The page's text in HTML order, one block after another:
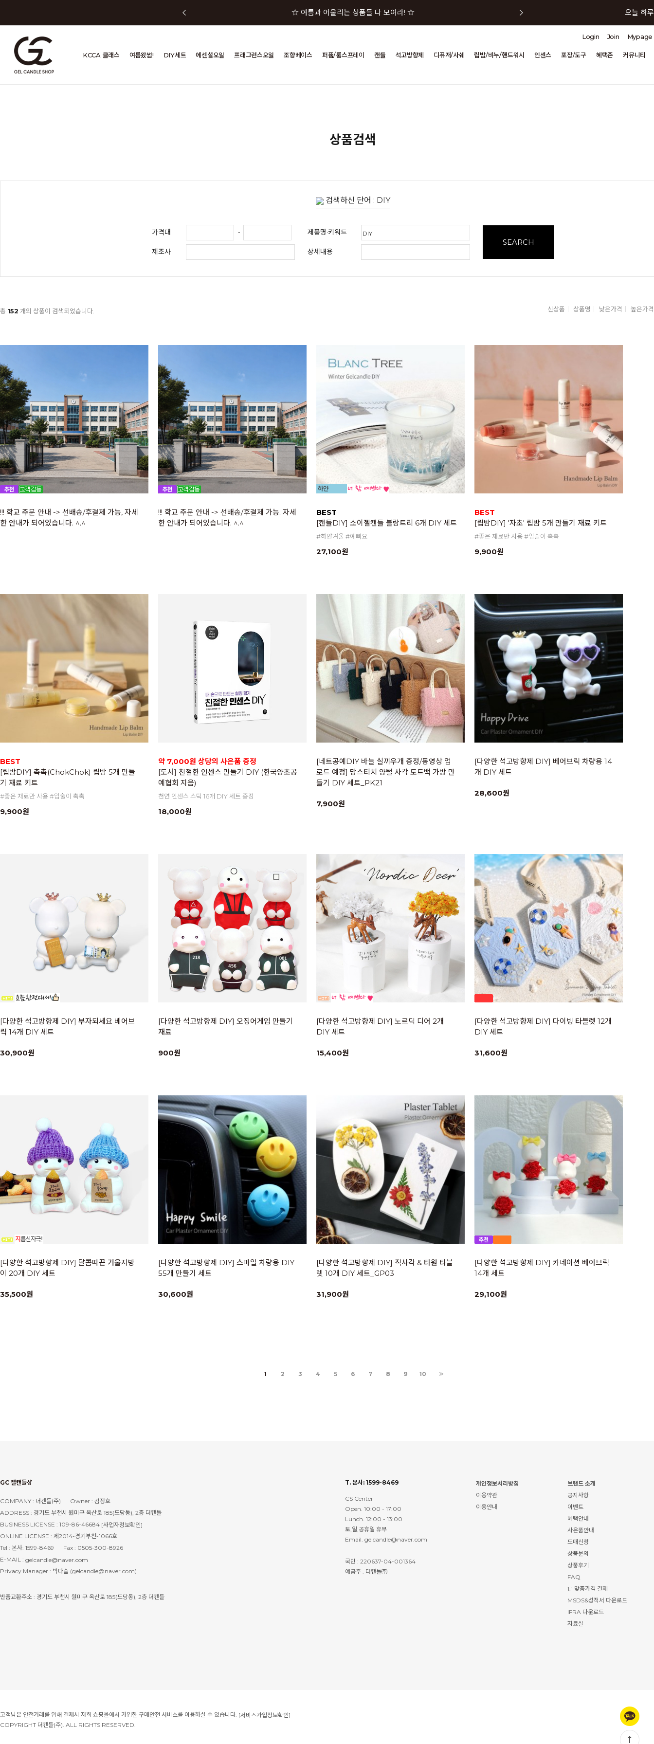
☆ 여름과 어울리는 상품들 다 모여라! ☆ 오늘 하
오늘 하
KCCA 클래스 여름왔썸! DIY세트 에센셜오일 프래그런스오일 조향베이스 퍼퓸/룸스프레이 캔들 석고방향제 디퓨저/사쉐 립밤/비누/핸드워시 인센스 포장/도구 혜택존 커뮤니티
Login Join Mypage
상품검색
검색하신 단어 : DIY
가격대 - 제품명·키워드
SEARCH
제조사 상세내용
총 152 개의 상품이 검색되었습니다. 신상품 상품명 낮은가격 높은가격
!!! 학교 주문 안내 -> 선배송/후결제 가능, 자세
한 안내가 되어있습니다. ^.^
!!! 학교 주문 안내 -> 선배송/후결제 가능. 자세
한 안내가 되어있습니다. ^.^
BEST
[캔들DIY] 소이젤캔들 블랑트리 6개 DIY 세트
#하얀겨울 #예뻐요
27,100원
BEST
[립밤DIY] '자초' 립밤 5개 만들기 재료 키트
#좋은 재료만 사용 #입술이 촉촉
9,900원
BEST
[립밤DIY] 촉촉(ChokChok) 립밤 5개 만들
기 재료 키트
#좋은 재료만 사용 #입술이 촉촉
9,900원
약 7,000원 상당의 사은품 증정
[도서] 친절한 인센스 만들기 DIY (한국양초공
예협회 지음)
천연 인센스 스틱 16개 DIY 세트 증정
18,000원
[네트공예DIY 바늘 실끼우개 증정/동영상 업
로드 예정] 망스티치 양털 사각 토트백 가방 만
들기 DIY 세트_PK21
7,900원
[다양한 석고방향제 DIY] 베어브릭 차량용 14
개 DIY 세트
28,600원
[다양한 석고방향제 DIY] 부자되세요 베어브
릭 14개 DIY 세트
30,900원
[다양한 석고방향제 DIY] 오징어게임 만들기
재료
900원
[다양한 석고방향제 DIY] 노르딕 디어 2개
DIY 세트
15,400원
[다양한 석고방향제 DIY] 다이빙 타블렛 12개
DIY 세트
31,600원
[다양한 석고방향제 DIY] 달콤따끈 겨울지방
이 20개 DIY 세트
35,500원
[다양한 석고방향제 DIY] 스마일 차량용 DIY
55개 만들기 세트
30,600원
[다양한 석고방향제 DIY] 직사각 & 타원 타블
렛 10개 DIY 세트_GP03
31,900원
[다양한 석고방향제 DIY] 카네이션 베어브릭
14개 세트
29,100원
1 2 3 4 5 6 7 8 9 10 >>
GC 젤캔들샵
COMPANY : 더캔들(주)
Owner : 김정호
ADDRESS : 경기도 부천시 원미구 옥산로 185(도당동), 2층 더캔들
BUSINESS LICENSE : 109-86-46684 [사업자정보확인]
ONLINE LICENSE : 제2014-경기부천-1066호
Tel : 본사: 1599-8469
Fax : 0505-300-8926
E-MAIL : gelcandle@naver.com
Privacy Manager : 박다슬 (gelcandle@naver.com)
반품교환주소 : 경기도 부천시 원미구 옥산로 185(도당동), 2층 더캔들
T. 본사: 1599-8469
CS Center
Open. 10:00 - 17:00
Lunch. 12:00 - 13:00
토,일,공휴일 휴무
Email. gelcandle@naver.com
국민 : 220637-04-001364
예금주 : 더캔들㈜
개인정보처리방침
이용약관
이용안내
브랜드 소개
공지사항
이벤트
혜택안내
사은품안내
도매신청
상품문의
상품후기
FAQ
1:1 맞춤가격 결제
MSDS&성적서 다운로드
IFRA 다운로드
자료실
고객님은 안전거래를 위해 결제시 저희 쇼핑몰에서 가입한 구매안전 서비스를 이용하실 수 있습니다. [서비스가입정보확인]
COPYRIGHT 더캔들(주). ALL RIGHTS RESERVED.